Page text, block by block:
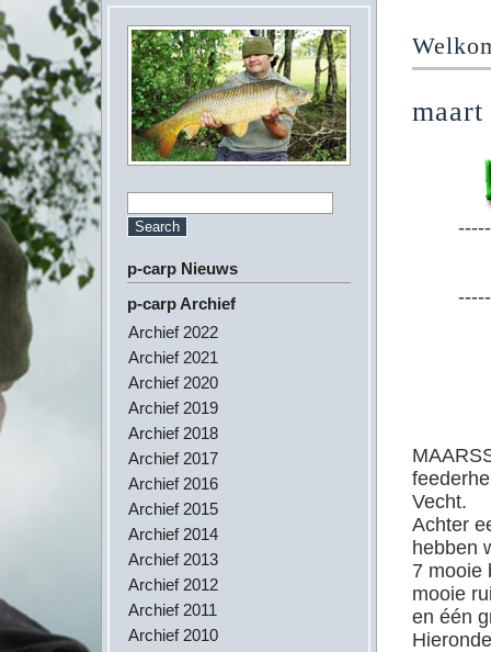
p-carp Nieuws
p-carp Archief
Archief 2022
Archief 2021
Archief 2020
Archief 2019
Archief 2018
Archief 2017
Archief 2016
Archief 2015
Archief 2014
Archief 2013
Archief 2012
Archief 2011
Archief 2010
maart
Vecht.
Achter
hebben
7 mooie
mooie
en één